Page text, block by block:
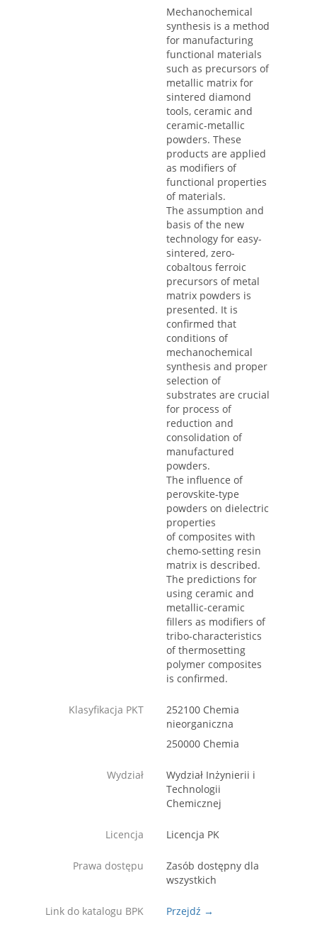
Mechanochemical
synthesis is a method
for manufacturing
functional materials
such as precursors of
metallic matrix for
sintered diamond
tools, ceramic and
ceramic-metallic
powders. These
products are applied
as modifiers of
functional properties
of materials.
The assumption and
basis of the new
technology for easy-
sintered, zero-
cobaltous ferroic
precursors of metal
matrix powders is
presented. It is
confirmed that
conditions of
mechanochemical
synthesis and proper
selection of
substrates are crucial
for process of
reduction and
consolidation of
manufactured
powders.
The influence of
perovskite-type
powders on dielectric
properties
of composites with
chemo-setting resin
matrix is described.
The predictions for
using ceramic and
metallic-ceramic
fillers as modifiers of
tribo-characteristics
of thermosetting
polymer composites
is confirmed.
Klasyfikacja PKT
252100 Chemia
nieorganiczna
250000 Chemia
Wydział
Wydział Inżynierii i
Technologii
Chemicznej
Licencja Licencja PK
Prawa dostępu
Zasób dostępny dla
wszystkich
Link do katalogu BPK Przejdź →